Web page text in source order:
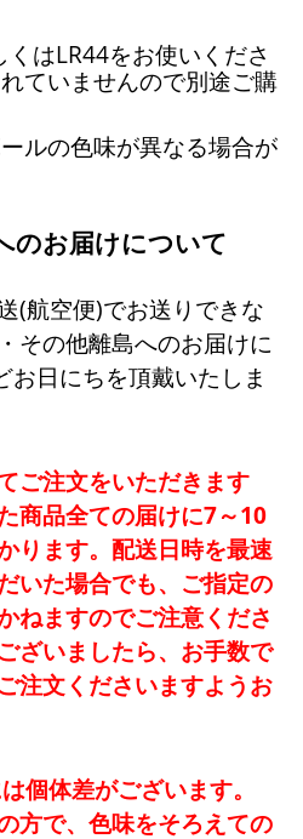
はLR44をお使いくださ
ていませんので別途ご購
ルの色味が異なる場合が
のお届けについて
(航空便)でお送りできな
その他離島へのお届けに
お日にちを頂戴いたしま
ご注文をいただきます
商品全ての届けに7～10
ります。配送日時を最速
いた場合でも、ご指定の
ねますのでご注意くださ
ざいましたら、お手数で
注文くださいますようお
個体差がございます。
方で、色味をそろえての